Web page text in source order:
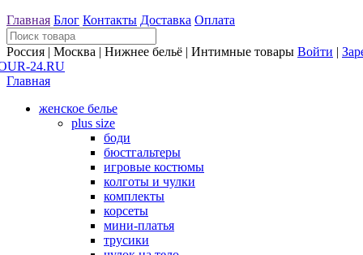
Главная Блог Контакты Доставка Оплата
Россия | Москва | Нижнее бельё | Интимные товары Войти |
Главная
женское белье
plus size
боди
бюстгальтеры
игровые костюмы
колготы и чулки
комплекты
корсеты
мини-платья
трусики